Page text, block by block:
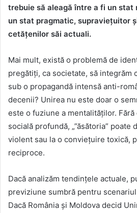
trebuie să aleagă între a fi un stat
un stat pragmatic, supraviețuitor
cetățenilor săi actuali.
Mai mult, există o problemă de
pregătiți, ca societate, să integrăm
sub o propagandă intensă anti-
decenii? Unirea nu este doar o
este o fuziune a mentalităților.
socială profundă, „”ăsătoria” poate
violent sau la o conviețuire toxică,
reciproce.
Dacă analizăm tendințele actuale,
previziune sumbră pentru
Dacă România și Moldova decid